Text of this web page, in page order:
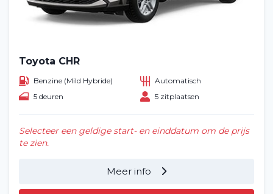
Toyota CHR
Benzine (Mild Hybride)
Automatisch
5 deuren
5 zitplaatsen
Selecteer een geldige start- en einddatum om de prijs
te zien.
Meer info